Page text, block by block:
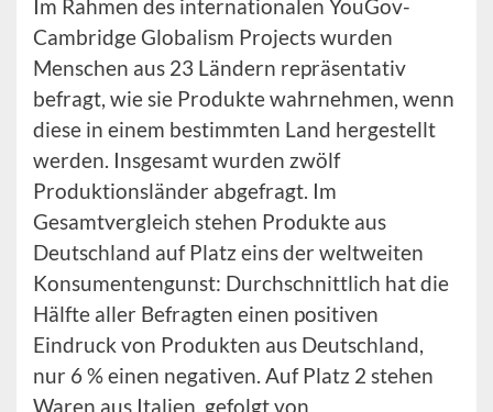
Im Rahmen des internationalen YouGov-
Cambridge Globalism Projects wurden
Menschen aus 23 Ländern repräsentativ
befragt, wie sie Produkte wahrnehmen, wenn
diese in einem bestimmten Land hergestellt
werden. Insgesamt wurden zwölf
Produktionsländer abgefragt. Im
Gesamtvergleich stehen Produkte aus
Deutschland auf Platz eins der weltweiten
Konsumentengunst: Durchschnittlich hat die
Hälfte aller Befragten einen positiven
Eindruck von Produkten aus Deutschland,
nur 6 % einen negativen. Auf Platz 2 stehen
Waren aus Italien, gefolgt von